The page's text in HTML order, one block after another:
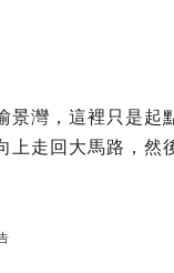
灣，這裡只是起
走回大馬路，然